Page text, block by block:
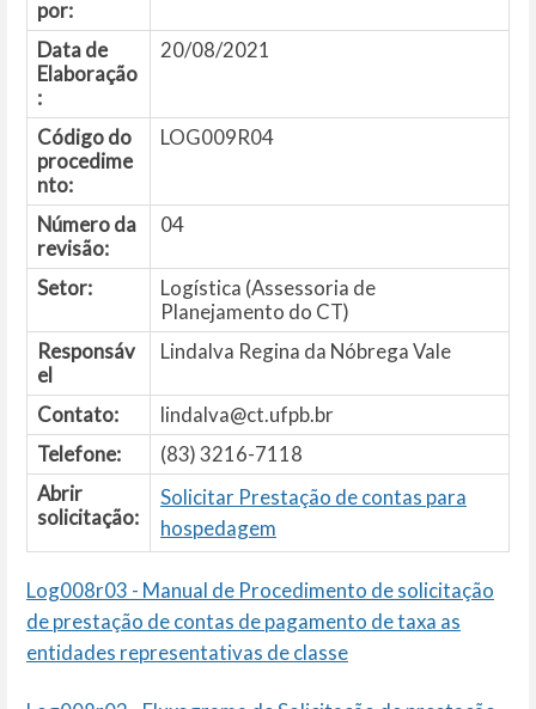
por:
Data de
Elaboração
:
20/08/2021
Código do
procedime
nto:
LOG009R04
Número da
revisão:
04
Setor:
Logística (Assessoria de
Planejamento do CT)
Responsáv
el
Lindalva Regina da Nóbrega Vale
Contato:
lindalva@ct.ufpb.br
Telefone:
(83) 3216-7118
Abrir
solicitação:
Solicitar Prestação de contas para
hospedagem
Log008r03 - Manual de Procedimento de solicitação
de prestação de contas de pagamento de taxa as
entidades representativas de classe